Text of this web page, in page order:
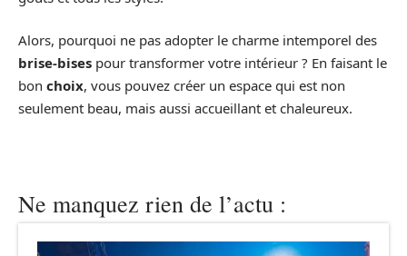
Alors, pourquoi ne pas adopter le charme intemporel des
brise-bises pour transformer votre intérieur ? En faisant le
bon choix, vous pouvez créer un espace qui est non
seulement beau, mais aussi accueillant et chaleureux.
Ne manquez rien de l’actu :